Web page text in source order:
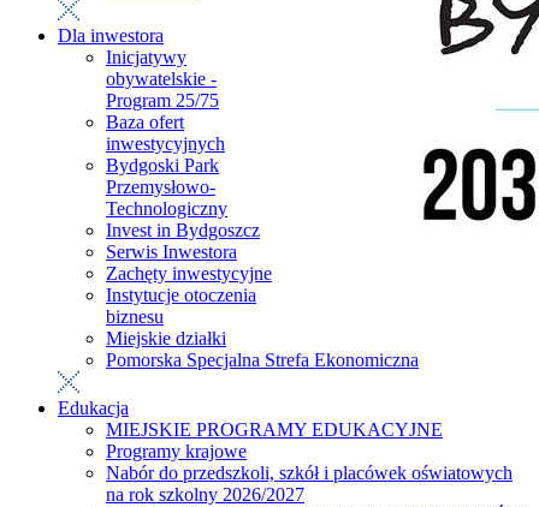
Dla inwestora
Inicjatywy
obywatelskie -
Program 25/75
Baza ofert
inwestycyjnych
Bydgoski Park
Przemysłowo-
Technologiczny
Invest in Bydgoszcz
Serwis Inwestora
Zachęty inwestycyjne
Instytucje otoczenia
biznesu
Miejskie działki
Pomorska Specjalna Strefa Ekonomiczna
Edukacja
MIEJSKIE PROGRAMY EDUKACYJNE
Programy krajowe
Nabór do przedszkoli, szkół i placówek oświatowych
na rok szkolny 2026/2027